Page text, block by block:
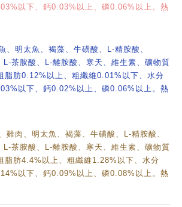
以下、鈣0.03%以上、磷0.06%以上。熱
、明太魚、褐藻、牛磺酸、L-精胺酸、
茶胺酸、L-離胺酸、寒天、維生素、礦物質
脂肪0.12%以上、粗纖維0.01%以下、水分
以下、鈣0.02%以上、磷0.06%以上。熱
雞肉、明太魚、褐藻、牛磺酸、L-精胺酸、
茶胺酸、L-離胺酸、寒天、維生素、礦物質
脂肪4.4%以上、粗纖維1.28%以下、水分
以下、鈣0.09%以上、磷0.08%以上。熱